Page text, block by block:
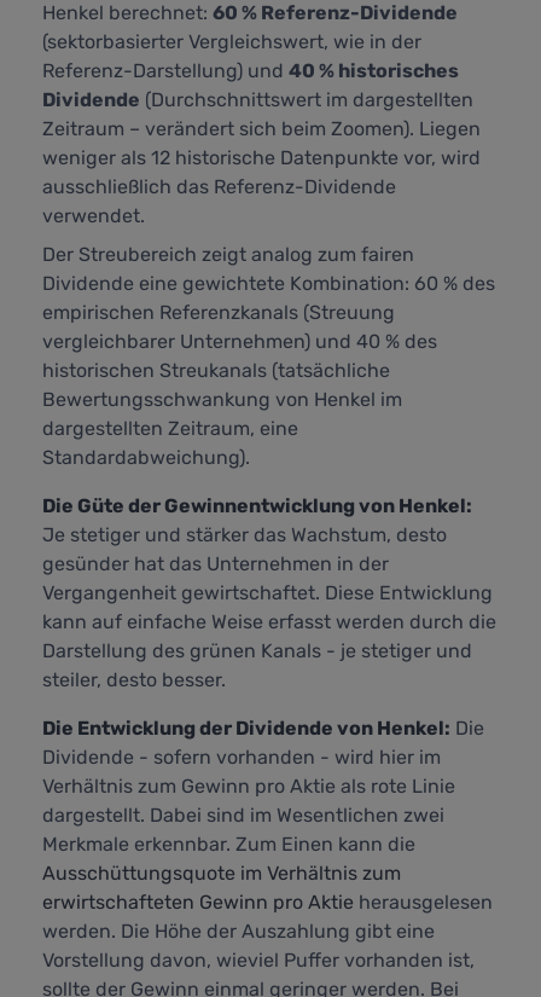
Henkel berechnet: 60 % Referenz-Dividende
(sektorbasierter Vergleichswert, wie in der
Referenz-Darstellung) und 40 % historisches
Dividende (Durchschnittswert im dargestellten
Zeitraum – verändert sich beim Zoomen). Liegen
weniger als 12 historische Datenpunkte vor, wird
ausschließlich das Referenz-Dividende
verwendet.
Der Streubereich zeigt analog zum fairen
Dividende eine gewichtete Kombination: 60 % des
empirischen Referenzkanals (Streuung
vergleichbarer Unternehmen) und 40 % des
historischen Streukanals (tatsächliche
Bewertungsschwankung von Henkel im
dargestellten Zeitraum, eine
Standardabweichung).
Die Güte der Gewinnentwicklung von Henkel:
Je stetiger und stärker das Wachstum, desto
gesünder hat das Unternehmen in der
Vergangenheit gewirtschaftet. Diese Entwicklung
kann auf einfache Weise erfasst werden durch die
Darstellung des grünen Kanals - je stetiger und
steiler, desto besser.
Die Entwicklung der Dividende von Henkel: Die
Dividende - sofern vorhanden - wird hier im
Verhältnis zum Gewinn pro Aktie als rote Linie
dargestellt. Dabei sind im Wesentlichen zwei
Merkmale erkennbar. Zum Einen kann die
Ausschüttungsquote im Verhältnis zum
erwirtschafteten Gewinn pro Aktie herausgelesen
werden. Die Höhe der Auszahlung gibt eine
Vorstellung davon, wieviel Puffer vorhanden ist,
sollte der Gewinn einmal geringer werden. Bei